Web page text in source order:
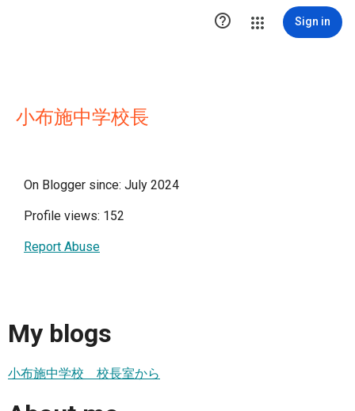
 Sign in
小布施中学校長
On Blogger since: July 2024
Profile views: 152
Report Abuse
My blogs
小布施中学校 校長室から